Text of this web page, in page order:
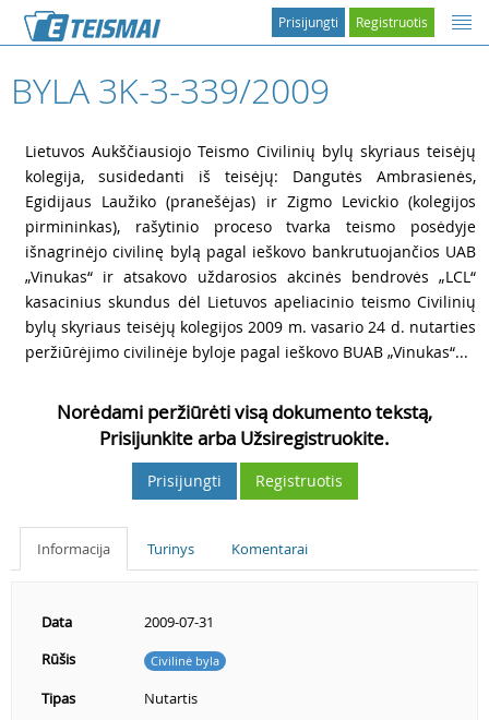
Registruotis
Prisijungti
BYLA 3K-3-339/2009
Lietuvos Aukščiausiojo Teismo Civilinių bylų skyriaus teisėjų
kolegija, susidedanti iš teisėjų: Dangutės Ambrasienės,
Egidijaus Laužiko (pranešėjas) ir Zigmo Levickio (kolegijos
pirmininkas), rašytinio proceso tvarka teismo posėdyje
išnagrinėjo civilinę bylą pagal ieškovo bankrutuojančios UAB
„Vinukas“ ir atsakovo uždarosios akcinės bendrovės „LCL“
kasacinius skundus dėl Lietuvos apeliacinio teismo Civilinių
bylų skyriaus teisėjų kolegijos 2009 m. vasario 24 d. nutarties
peržiūrėjimo civilinėje byloje pagal ieškovo BUAB „Vinukas“...
Norėdami peržiūrėti visą dokumento tekstą,
Prisijunkite arba Užsiregistruokite.
Prisijungti Registruotis
Informacija Turinys Komentarai
Data
2009-07-31
Rūšis
Civilinė byla
Tipas
Nutartis